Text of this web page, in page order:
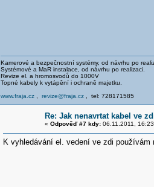
Kamerové a bezpečnostní systémy, od návrhu po
Systémové a MaR instalace, od návrhu po realizaci.
Revize el. a hromosvodů do 1000V
Topné kabely k vytápění i ochraně majetku.
www.fraja.cz, revize@fraja.cz, tel: 728171585
Re: Jak nenavrtat kabel ve
« Odpověď #7 kdy:06.11.2011,
K vyhledávání el. vedení ve zdi